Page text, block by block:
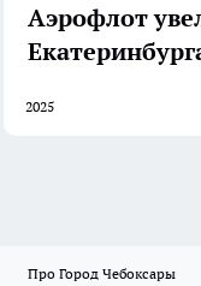
Аэрофлот
2025
Про Город Чебоксары